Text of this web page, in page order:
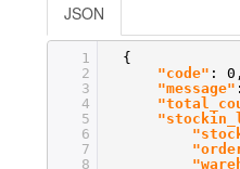
JSON
1
2
3
4
5
6
7
8
{
"code" :
"message"